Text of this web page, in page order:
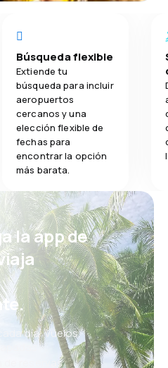
Búsqueda flexible
Extiende tu
búsqueda para incluir
aeropuertos
cercanos y una
elección flexible de
fechas para
encontrar la opción
más barata.
la app de
día: vuelos,
de reservas